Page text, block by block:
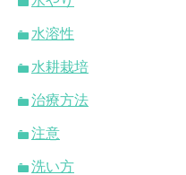
水溶性
水耕栽培
治療方法
注意
洗い方